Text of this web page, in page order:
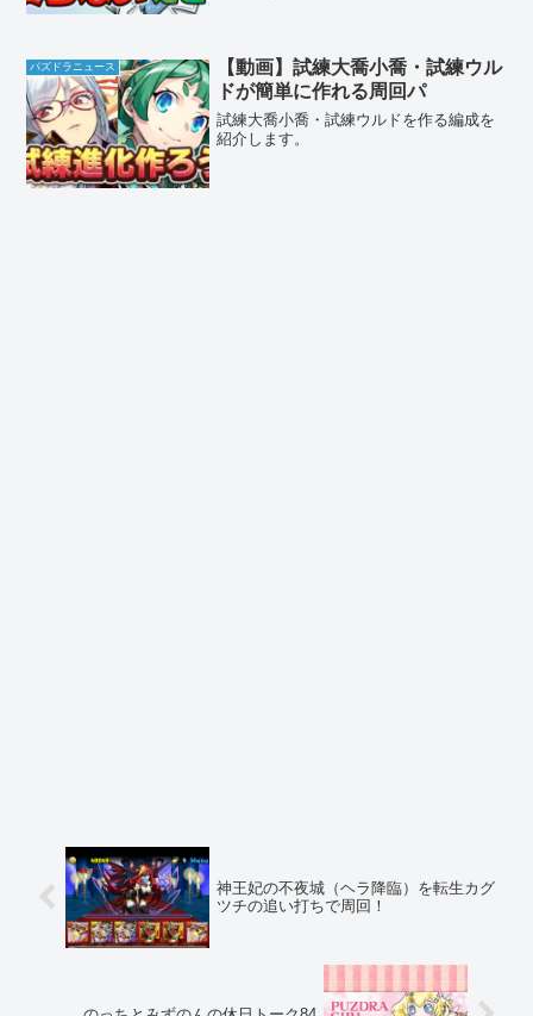
パズドラニュース
【動画】試練大喬小喬・試練ウル
ドが簡単に作れる周回パ
試練大喬小喬・試練ウルドを作る編成を
紹介します。
神王妃の不夜城（ヘラ降臨）を転生カグ
ツチの追い打ちで周回！